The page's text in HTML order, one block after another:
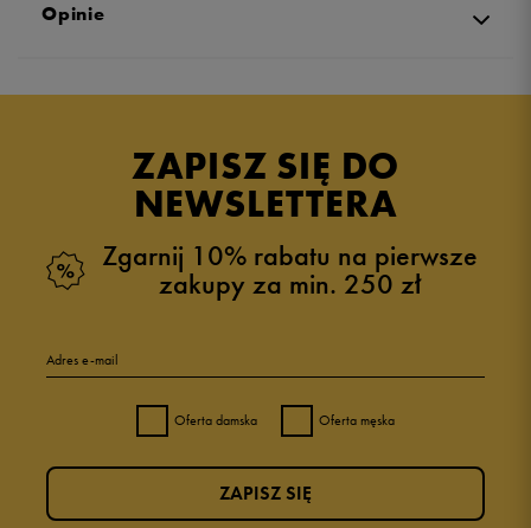
Opinie
5.0
zebranych i zweryfikowanych przez
4 0%
ZAPISZ SIĘ DO
NEWSLETTERA
Zgarnij 10% rabatu na pierwsze
zakupy za min. 250 zł
Adres e-mail
Oferta damska Oferta męska
ZAPISZ SIĘ